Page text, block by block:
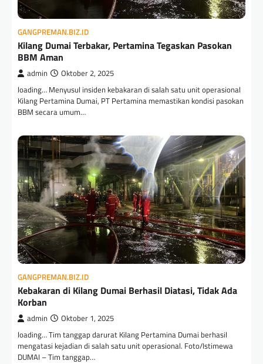
GANGPREMAN.BIZ.ID
Kilang Dumai Terbakar, Pertamina Tegaskan Pasokan
BBM Aman
admin Oktober 2, 2025
loading… Menyusul insiden kebakaran di salah satu unit operasional
Kilang Pertamina Dumai, PT Pertamina memastikan kondisi pasokan
BBM secara umum…
GANGPREMAN.BIZ.ID
Kebakaran di Kilang Dumai Berhasil Diatasi, Tidak Ada
Korban
admin Oktober 1, 2025
loading… Tim tanggap darurat Kilang Pertamina Dumai berhasil
mengatasi kejadian di salah satu unit operasional. Foto/Istimewa
DUMAI – Tim tanggap…